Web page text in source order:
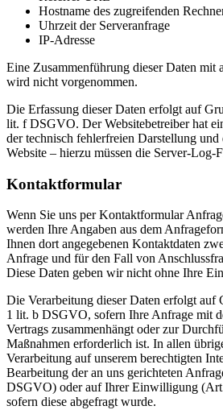
Hostname des zugreifenden
Uhrzeit der Serveranfrage
IP-Adresse
Eine Zusammenführung dieser Daten mit
wird nicht vorgenommen.
Die Erfassung dieser Daten erfolgt auf
lit. f DSGVO. Der Websitebetreiber hat
der technisch fehlerfreien Darstellung
Website – hierzu müssen die Server-Log-
Kontaktformular
Wenn Sie uns per Kontaktformular
werden Ihre Angaben aus dem
Ihnen dort angegebenen Kontaktdaten
Anfrage und für den Fall von
Diese Daten geben wir nicht ohne Ihre
Die Verarbeitung dieser Daten erfolgt auf
1 lit. b DSGVO, sofern Ihre Anfrage mit
Vertrags zusammenhängt oder zur
Maßnahmen erforderlich ist. In allen
Verarbeitung auf unserem berechtigten
Bearbeitung der an uns gerichteten
DSGVO) oder auf Ihrer Einwilligung
sofern diese abgefragt wurde.